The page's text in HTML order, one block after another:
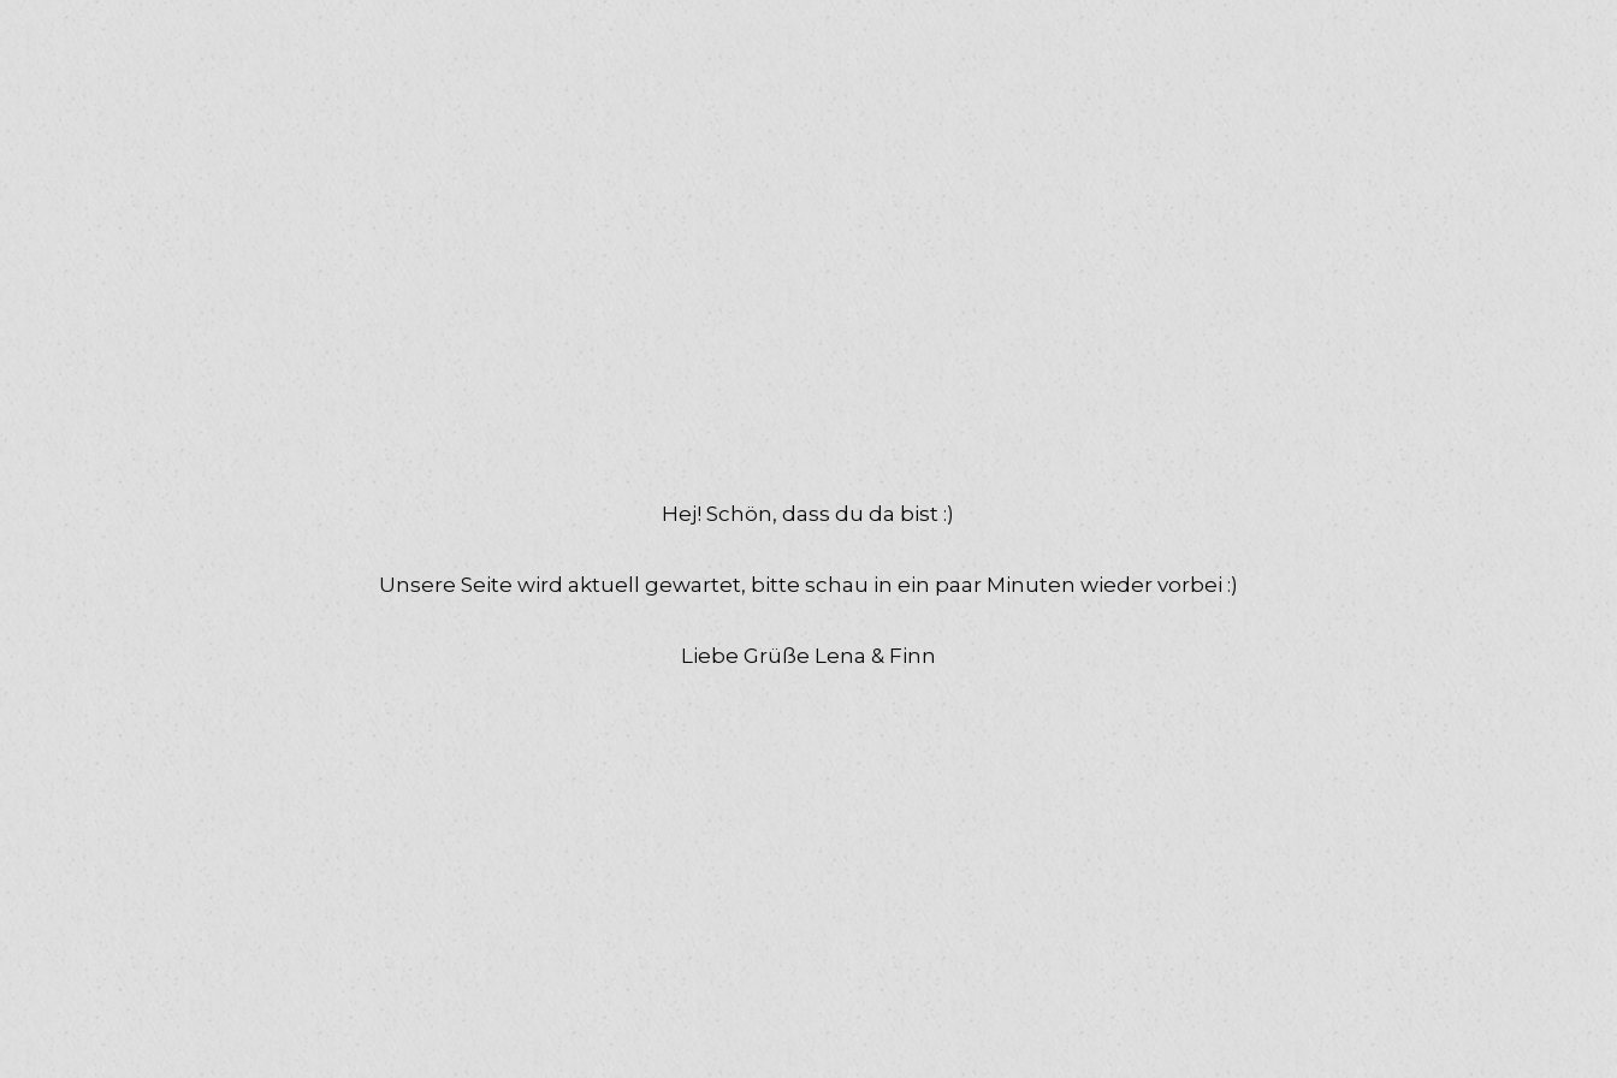
Hej! Schön, dass du da bist :)
Unsere Seite wird aktuell gewartet, bitte schau in ein paar Minuten wieder vorbei :)
Liebe Grüße Lena & Finn